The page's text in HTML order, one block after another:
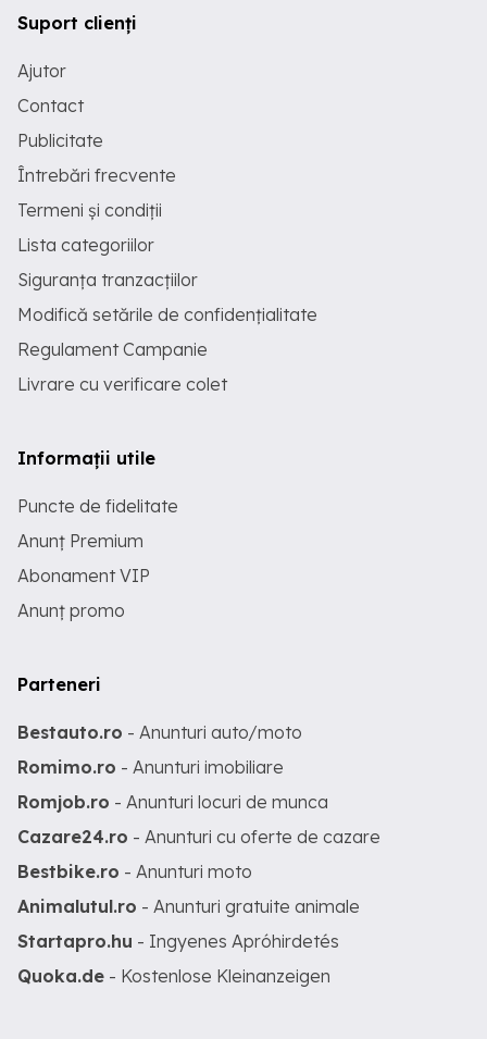
Suport clienți
Ajutor
Contact
Publicitate
Întrebări frecvente
Termeni și condiții
Lista categoriilor
Siguranța tranzacțiilor
Modifică setările de confidențialitate
Regulament Campanie
Livrare cu verificare colet
Informații utile
Puncte de fidelitate
Anunț Premium
Abonament VIP
Anunț promo
Parteneri
Bestauto.ro - Anunturi auto/moto
Romimo.ro - Anunturi imobiliare
Romjob.ro - Anunturi locuri de munca
Cazare24.ro - Anunturi cu oferte de cazare
Bestbike.ro - Anunturi moto
Animalutul.ro - Anunturi gratuite animale
Startapro.hu - Ingyenes Apróhirdetés
Quoka.de - Kostenlose Kleinanzeigen